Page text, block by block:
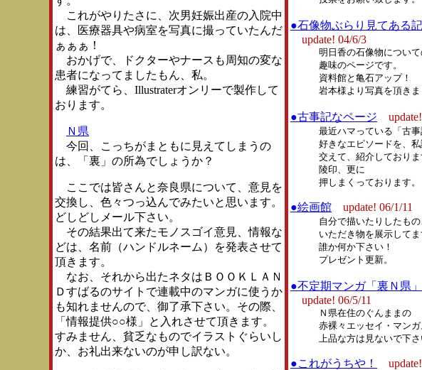
これがやりたさに、次男妊娠出産の入院中
は、医療器具や病室を写真に撮っていたんだ
ぁぁぁ！
おかげで、ドクターやナースも周知の変な
患者になってましたもん、私。
練習がてら、Illustraterオンリーで製作して
おります。
Ｎ県
今回、こっちがまともに見えてしまうの
は、「裏」の所為でしょうか？
ここでは皆さんと奈良県について、意見を
交換し、色々つっ込んでみたいと思います。
どしどしメール下さい。
その結果出て来たモノスゴイ意見、情報な
どは、名前（ハンドルネーム）を発表させて
頂きます。
なお、それから出たネタはＢＯＯＫＬＡＮ
Ｄすばるのサイトで連載中のマンガに使うか
も知れませんので、御了承下さい。その際、
「情報提供○○様」と入れさせて頂きます。
すみません、貧乏なものでイラストぐらいし
か、お礼出来ないのが申し訳ない。
●石像物ぶらり見てある記
update! 04/6/3
明日香の石像物につい
趣味のページです。
資料館と亀石アップ！
岩本様より写真を頂きま
●古事記なページ
最近ハマっている「古
好きなエピソードを、私
交えて、紹介しておりま
陵印、更に
押しまくっております。
●絵画館 update! 06/1/11
自分で描いたりしたもの
いただき物を展示してま
誰か何か下さい！
プレゼント更新。
●不定期マンガ「裏Ｎ県」
update! 06/5/11
Ｎ県在住のぐんままの
赤裸々エッセイ・マンガ
上品な方は見ないで下さ
●これがうちや！